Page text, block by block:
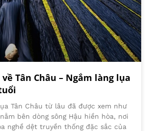
Tân Châu – Ngắm làng lụa
Tân Châu từ lâu đã được xem như
bên dòng sông Hậu hiền hòa, nơi
nghề dệt truyền thống đặc sắc của